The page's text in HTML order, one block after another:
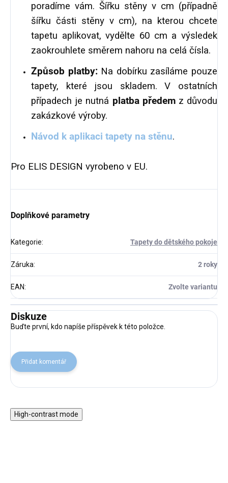
poradíme vám. Šířku stěny v cm (případně
šířku části stěny v cm), na kterou chcete
tapetu aplikovat, vydělte 60 cm a výsledek
zaokrouhlete směrem nahoru na celá čísla.
Způsob platby:Na dobírku zasíláme pouze
tapety, které jsou skladem. V ostatních
případech je nutná platba předemz důvodu
zakázkové výroby.
Návod k aplikaci tapety na stěnu.
Pro ELIS DESIGN vyrobeno v EU.
Doplňkové parametry
Kategorie: Tapety do dětského pokoje
Záruka: 2 roky
EAN: Zvolte variantu
Diskuze
Buďte první, kdo napíše příspěvek k této položce.
Přidat komentář
High-contrast mode